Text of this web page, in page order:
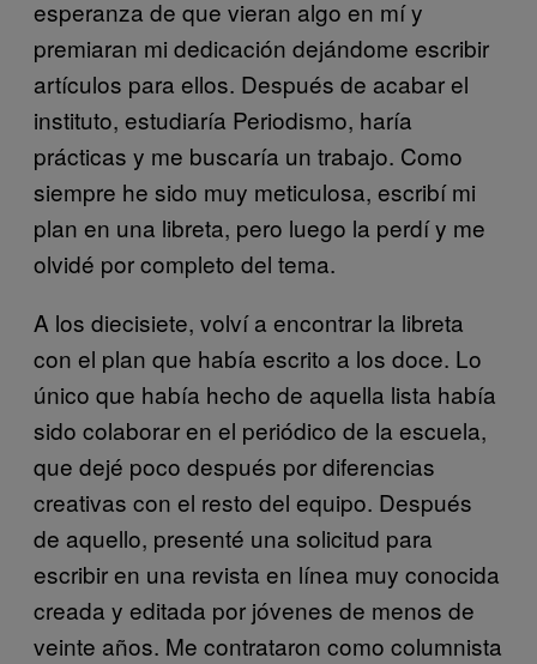
esperanza de que vieran algo en mí y
premiaran mi dedicación dejándome escribir
artículos para ellos. Después de acabar el
instituto, estudiaría Periodismo, haría
prácticas y me buscaría un trabajo. Como
siempre he sido muy meticulosa, escribí mi
plan en una libreta, pero luego la perdí y me
olvidé por completo del tema.
A los diecisiete, volví a encontrar la libreta
con el plan que había escrito a los doce. Lo
único que había hecho de aquella lista había
sido colaborar en el periódico de la escuela,
que dejé poco después por diferencias
creativas con el resto del equipo. Después
de aquello, presenté una solicitud para
escribir en una revista en línea muy conocida
creada y editada por jóvenes de menos de
veinte años. Me contrataron como columnista